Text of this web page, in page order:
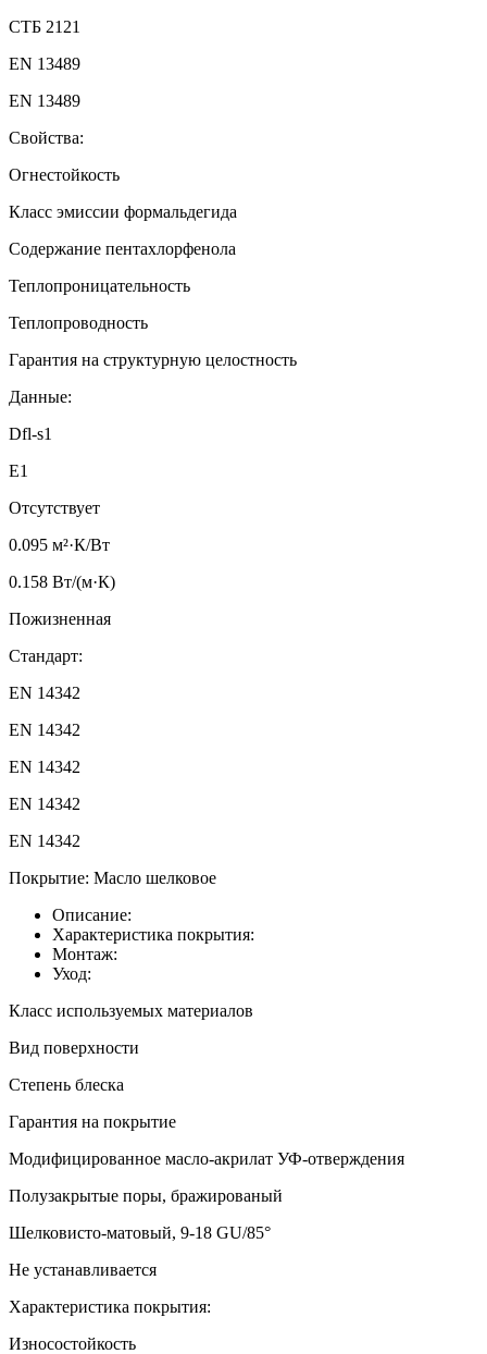
СТБ 2121
EN 13489
EN 13489
Свойства:
Огнестойкость
Класс эмиссии формальдегида
Содержание пентахлорфенола
Теплопроницательность
Теплопроводность
Гарантия на структурную целостность
Данные:
Dfl-s1
E1
Отсутствует
0.095 м²·К/Вт
0.158 Вт/(м·К)
Пожизненная
Стандарт:
EN 14342
EN 14342
EN 14342
EN 14342
EN 14342
Покрытие: Масло шелковое
Описание:
Характеристика покрытия:
Монтаж:
Уход:
Класс используемых материалов
Вид поверхности
Степень блеска
Гарантия на покрытие
Модифицированное масло-акрилат УФ-отверждения
Полузакрытые поры, бражированый
Шелковисто-матовый, 9-18 GU/85°
Не устанавливается
Характеристика покрытия:
Износостойкость